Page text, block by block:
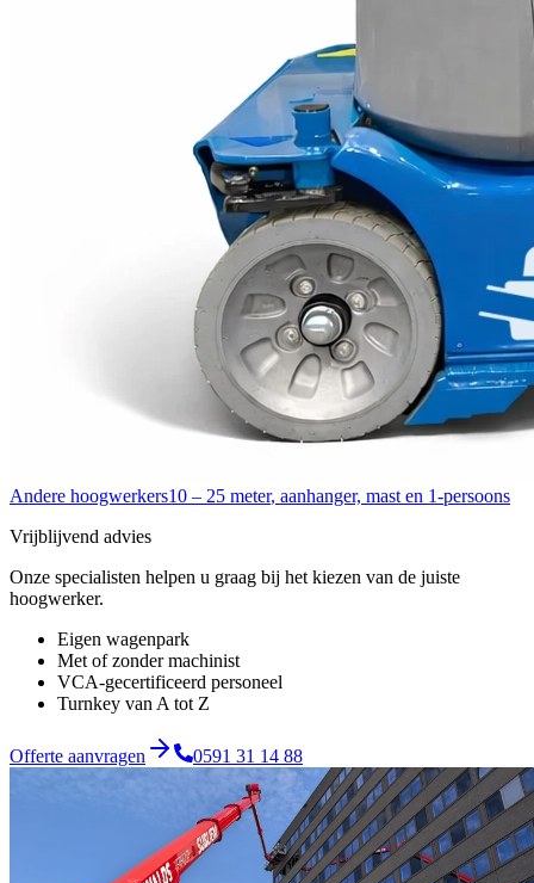
Andere hoogwerkers10 – 25 meter, aanhanger, mast en 1-persoons
Vrijblijvend advies
Onze specialisten helpen u graag bij het kiezen van de juiste
hoogwerker.
Eigen wagenpark
Met of zonder machinist
VCA-gecertificeerd personeel
Turnkey van A tot Z
Offerte aanvragen 0591 31 14 88